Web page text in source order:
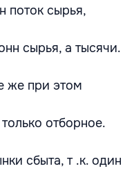
поток сырья,
сырья, а тысячи.
же при этом
отборное.
сбыта, т .к. один